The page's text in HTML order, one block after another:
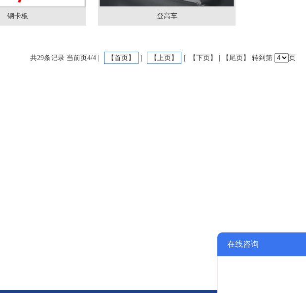
钢卡板 登高车
共29条记录 当前页4/4 | 【首页】 【上页】 | 【下页】 | 【尾页】 转到第 页